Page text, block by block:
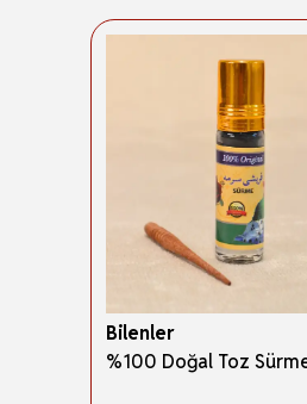
Bilenler